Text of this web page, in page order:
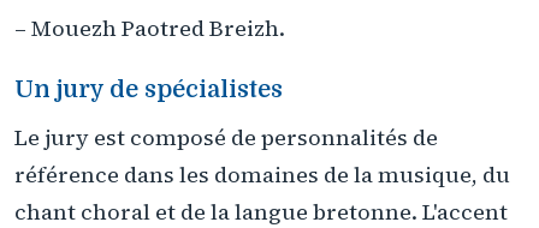
– Mouezh Paotred Breizh.
Un jury de spécialistes
Le jury est composé de personnalités de
référence dans les domaines de la musique, du
chant choral et de la langue bretonne. L'accent